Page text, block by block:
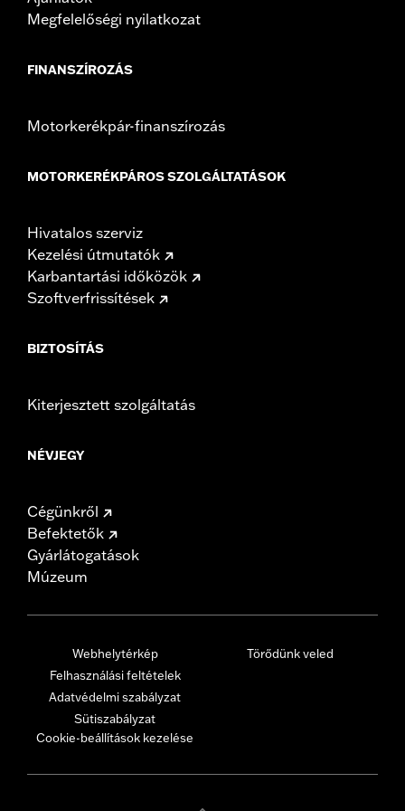
Megfelelőségi nyilatkozat
FINANSZÍROZÁS
Motorkerékpár-finanszírozás
MOTORKERÉKPÁROS SZOLGÁLTATÁSOK
Hivatalos szerviz
Kezelési útmutatók
Karbantartási időközök
Szoftverfrissítések
BIZTOSÍTÁS
Kiterjesztett szolgáltatás
NÉVJEGY
Cégünkről
Befektetők
Gyárlátogatások
Múzeum
Webhelytérkép
Felhasználási feltételek
Adatvédelmi szabályzat
Sütiszabályzat
Cookie-beállítások kezelése
Törődünk veled